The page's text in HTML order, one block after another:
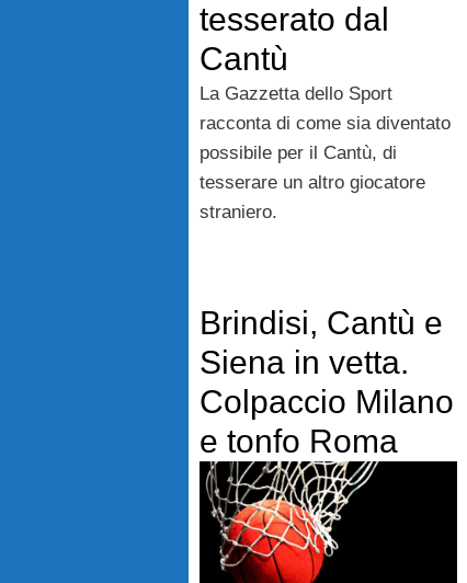
tesserato dal
Cantù
La Gazzetta dello Sport
racconta di come sia diventato
possibile per il Cantù, di
tesserare un altro giocatore
straniero.
Brindisi, Cantù e
Siena in vetta.
Colpaccio Milano
e tonfo Roma